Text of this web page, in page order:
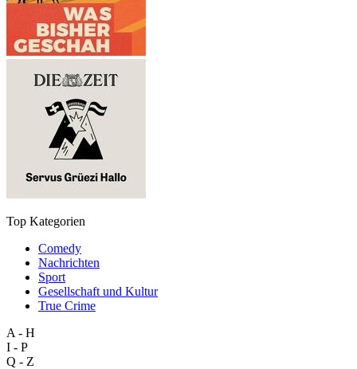
Top Kategorien
Comedy
Nachrichten
Sport
Gesellschaft und Kultur
True Crime
A - H
I - P
Q - Z